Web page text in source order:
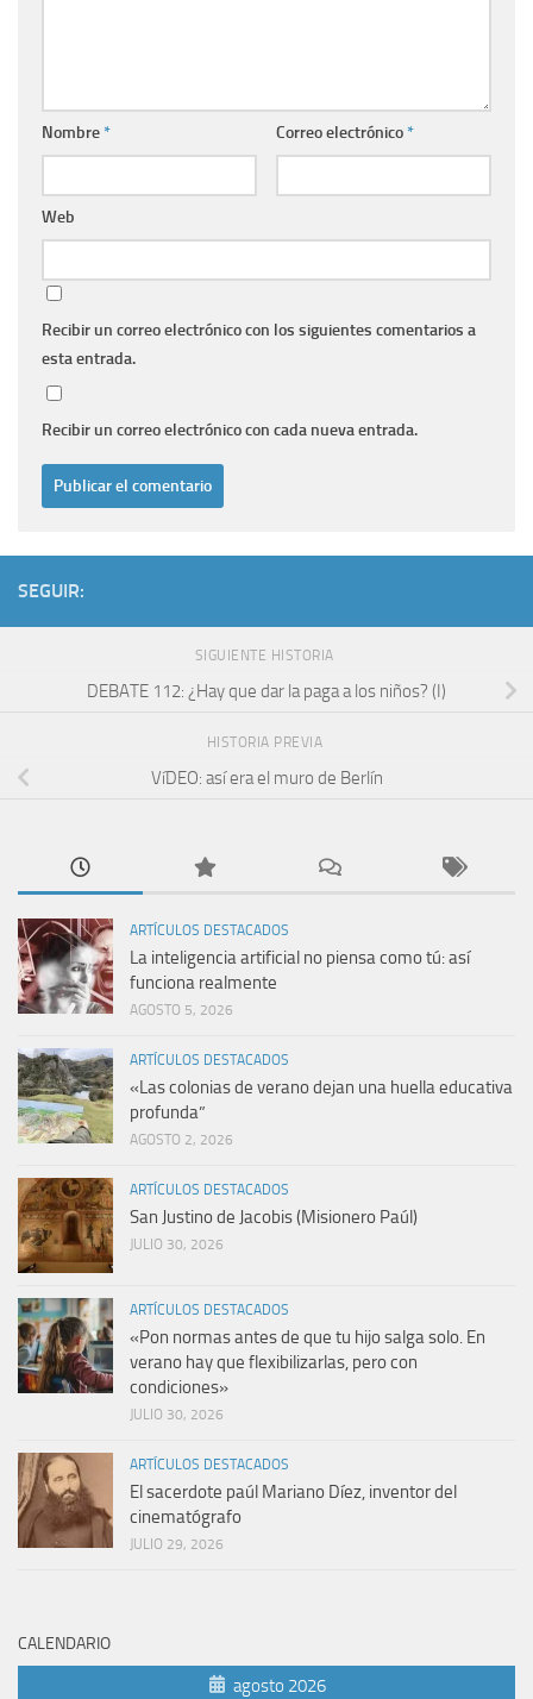
Nombre* Correo electrónico*
Web
Recibir un correo electrónico con los siguientes comentarios a
esta entrada.
Recibir un correo electrónico con cada nueva entrada.
SEGUIR:
SIGUIENTE HISTORIA
DEBATE 112: ¿Hay que dar la paga a los niños? (I)
HISTORIA PREVIA
VíDEO: así­ era el muro de Berlí­n
ARTÍCULOS DESTACADOS
La inteligencia artificial no piensa como tú: así
funciona realmente
AGOSTO 5, 2026
ARTÍCULOS DESTACADOS
«Las colonias de verano dejan una huella educativa
profunda”
AGOSTO 2, 2026
ARTÍCULOS DESTACADOS
San Justino de Jacobis (Misionero Paúl)
JULIO 30, 2026
ARTÍCULOS DESTACADOS
«Pon normas antes de que tu hijo salga solo. En
verano hay que flexibilizarlas, pero con
condiciones»
JULIO 30, 2026
ARTÍCULOS DESTACADOS
El sacerdote paúl Mariano Díez, inventor del
cinematógrafo
JULIO 29, 2026
CALENDARIO
agosto 2026